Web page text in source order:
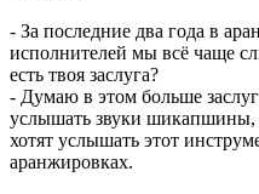
- За последние два года в
исполнителей мы всё чаще
есть твоя заслуга?
- Думаю в этом больше
услышать звуки шикапшины,
хотят услышать этот
аранжировках.